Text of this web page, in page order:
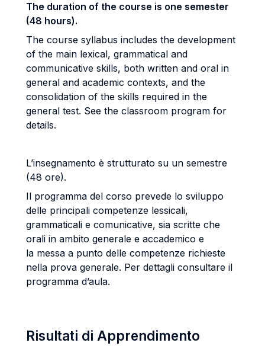
The duration of the course is one semester
(48 hours).
The course syllabus includes the development
of the main lexical, grammatical and
communicative skills, both written and oral in
general and academic contexts, and the
consolidation of the skills required in the
general test. See the classroom program for
details.
L’insegnamento è strutturato su un semestre
(48 ore).
Il programma del corso prevede lo sviluppo
delle principali competenze lessicali,
grammaticali e comunicative, sia scritte che
orali in ambito generale e accademico e
la messa a punto delle competenze richieste
nella prova generale. Per dettagli consultare il
programma d’aula.
Risultati di Apprendimento